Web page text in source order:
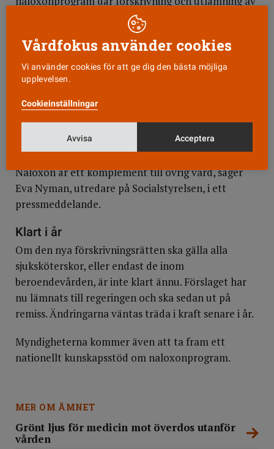
naloxon kombineras med utbildning. Programmen
skulle exempelvis kunna bedrivas av
sprututbytesverksamheter eller inom
kriminalvården.
behöver förskrivningen kompletteras med
utbildning. Man behöver kunna känna igen en
opioidöverdos, veta hur läkemedlet verkar, kunna
ge hjärt-lungräddning och larma ambulans.
Naloxon är ett komplement till övrig vård, säger
Eva Nyman, utredare på Socialstyrelsen, i ett
pressmeddelande.
Klart i år
Om den nya förskrivningsrätten ska gälla alla
sjuksköterskor, eller endast de inom
beroendevården, är inte klart ännu. Förslaget har
nu lämnats till regeringen och ska sedan ut på
remiss. Ändringarna väntas träda i kraft senare i år.
Myndigheterna kommer även att ta fram ett
nationellt kunskapsstöd om naloxonprogram.
MER OM ÄMNET
Grönt ljus för medicin mot överdos utanför
vården
Vårdfokus använder cookies
Vi använder cookies för att ge dig den bästa möjliga
upplevelsen.
Cookieinställningar
Avvisa Acceptera